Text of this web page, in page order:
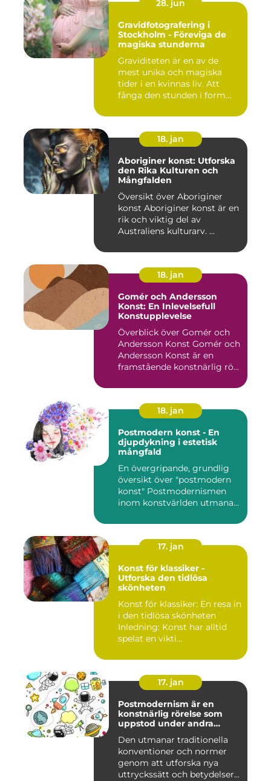
28. jun
Gravidfotografering i
Stockholm - Föreviga de
magiska stunderna
Graviditeten är en av de
mest unika och magiska
tider i en kvinnas liv. Att
fånga den stunden i form...
18. jan
Aboriginer konst: Utforska
den Rika Kulturen och
Mångfalden
Översikt över Aboriginer
konst Aboriginer konst är en
rik och viktig del av
Australiens kulturarv. ...
18. jan
Gomér och Andersson
Konst: En Inlevelsefull
Konstupplevelse
Överblick över Gomér och
Andersson Konst Gomér och
Andersson Konst är en
framstående konstnärlig rö...
18. jan
Postmodern konst - En
djupdykning i estetisk
mångfald
En övergripande, grundlig
översikt över "postmodern
konst" Postmodernismen
inom konstvärlden utmana...
17. jan
Konst för klassiker -
Utforska den tidlösa
skönheten
Konst för klassiker: En resa in
i den tidlösa skönheten
Inledning: Konst har alltid
spelat en vikti...
17. jan
Postmodernism är en
konstnärlig rörelse som
uppstod under andra
fortsätter att påverka
samtida konstvärlden
Den utmanar traditionella
konventioner och normer
genom att utforska nya
uttryckssätt och betydelser...